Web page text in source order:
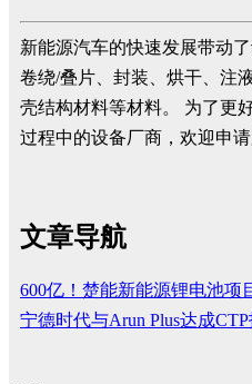
新能源汽车的快速发展带动
卷绕/叠片、封装、烘干、注
壳结构材料等材料。 为了更
过程中的设备厂商，欢迎申请
文章导航
600亿！楚能新能源锂电池项
宁德时代与Arun Plus达成